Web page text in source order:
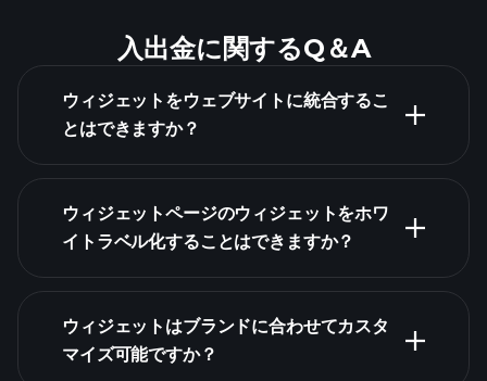
入出金に関するQ＆A
ウィジェットをウェブサイトに統合するこ
とはできますか？
ウィジェットページのウィジェットをホワ
イトラベル化することはできますか？
ウィジェットはブランドに合わせてカスタ
マイズ可能ですか？